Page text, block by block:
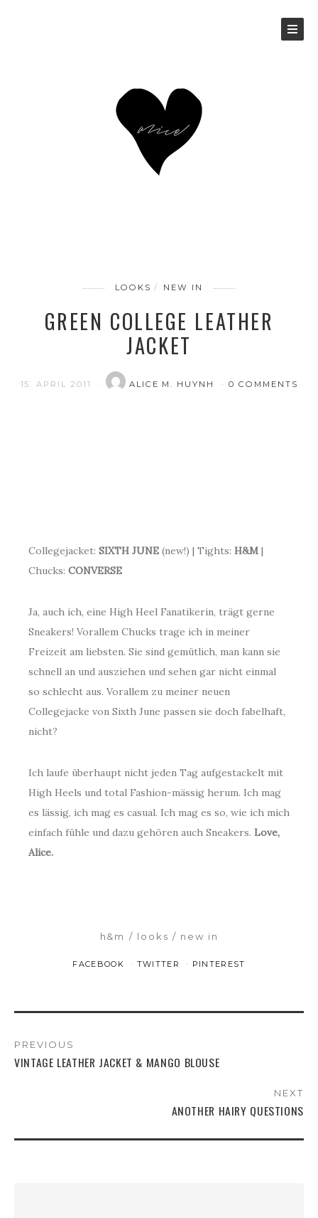
LOOKS NEW IN
GREEN COLLEGE LEATHER
JACKET
15. APRIL 2011 ALICE M. HUYNH 0 COMMENTS
Collegejacket: SIXTH JUNE (new!) | Tights: H&M |
Chucks: CONVERSE
Ja, auch ich, eine High Heel Fanatikerin, trägt gerne
Sneakers! Vorallem Chucks trage ich in meiner
Freizeit am liebsten. Sie sind gemütlich, man kann sie
schnell an und ausziehen und sehen gar nicht einmal
so schlecht aus. Vorallem zu meiner neuen
Collegejacke von Sixth June passen sie doch fabelhaft,
nicht?
Ich laufe überhaupt nicht jeden Tag aufgestackelt mit
High Heels und total Fashion-mässig herum. Ich mag
es lässig, ich mag es casual. Ich mag es so, wie ich mich
einfach fühle und dazu gehören auch Sneakers. Love,
Alice.
h&m looks new in
FACEBOOK TWITTER PINTEREST
PREVIOUS
VINTAGE LEATHER JACKET & MANGO BLOUSE
NEXT
ANOTHER HAIRY QUESTIONS